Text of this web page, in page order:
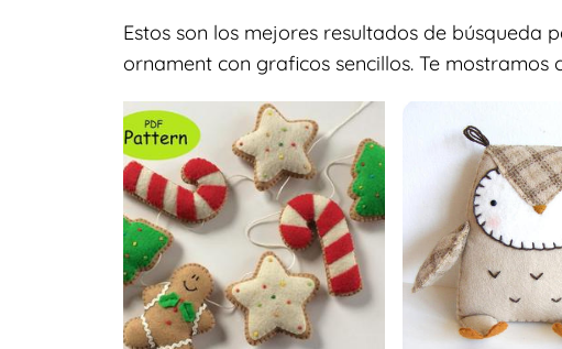
Estos son los mejores resultados de
ornament con graficos sencillos. Te